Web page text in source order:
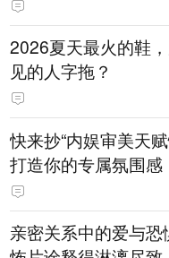
2026夏天最火的鞋
见的人字拖？
快来抄“内娱审美天赋
打造你的专属氛围感
亲密关系中的爱与